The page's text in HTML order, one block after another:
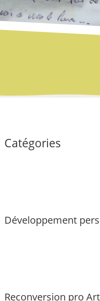
Catégories
Développement
Reconversion pro